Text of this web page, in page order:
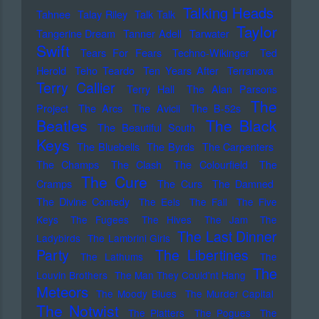
Tahnee Talay Riley Talk Talk Talking Heads
Tangerine Dream Tanner Adell Tarwater Taylor
Swift
Tears For Fears Techno-Wikinger
Ted
Herold
Teho Teardo Ten Years After Terranova
Terry Callier Terry Hall
The Alan Parsons
Project
The Arcs The Avicii The B-52s
The
Beatles
The Beautiful South
The Black
Keys The Bluebells The Byrds The Carpenters
The Champs
The Clash The Colourfield
The
Cramps
The Cure The Curs
The Damned
The Divine Comedy
The Eels The Fall
The Five
Keys
The Fugees The Hives The Jam
The
Ladybirds The Lambrini Girls The Last Dinner
Party
The Lathums The Libertines
The
Louvin Brothers The Man They Could'nt Hang The
Meteors The Moody Blues The Murder Capital
The Notwist The Platters The Pogues The